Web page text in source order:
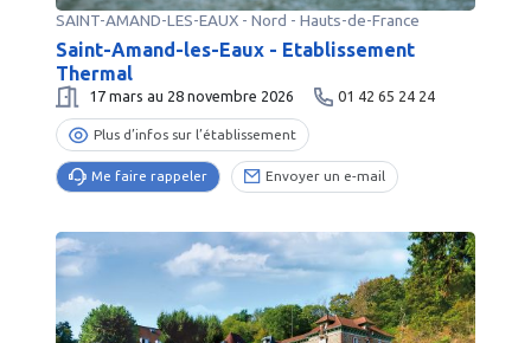
SAINT-AMAND-LES-EAUX- Nord - Hauts-de-France
Saint-Amand-les-Eaux - Etablissement
Thermal
17 mars au 28 novembre 2026 01 42 65 24 24
Plus d’infos sur l’établissement
Me faire rappeler Envoyer un e-mail